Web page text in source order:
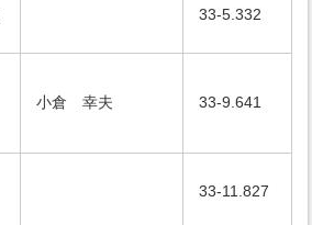
33-5.332
小倉 幸夫 33-9.641
33-11.827